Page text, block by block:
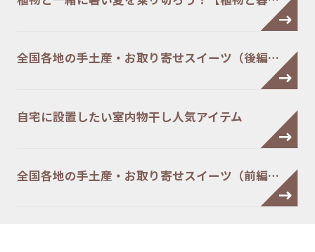
全国各地の手土産・お取り寄せスイーツ（後編…
自宅に設置したい室内物干し人気アイテム
全国各地の手土産・お取り寄せスイーツ（前編…